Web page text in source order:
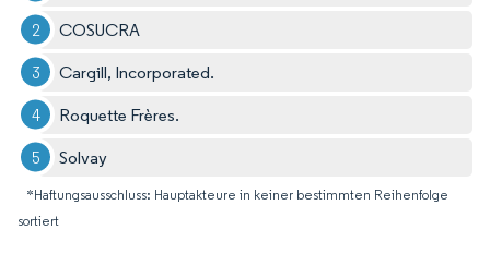
COSUCRA
Cargill, Incorporated.
Roquette Frères.
Solvay
*Haftungsausschluss: Hauptakteure in keiner bestimmten Reihenfolge
sortiert